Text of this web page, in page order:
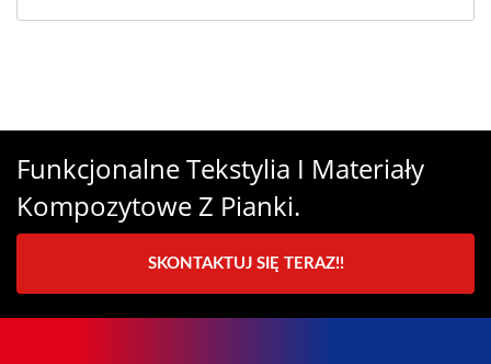
Funkcjonalne Tekstylia I Materiały
Kompozytowe Z Pianki.
SKONTAKTUJ SIĘ TERAZ!!